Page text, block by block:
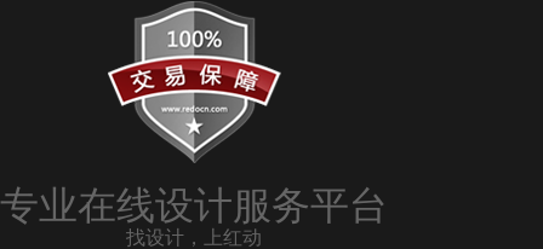
专业在线设计服务平台
找设计，上红动